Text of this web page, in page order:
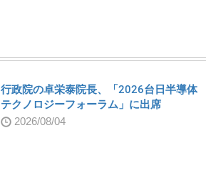
行政院の卓栄泰院長、「2026台日半導体
テクノロジーフォーラム」に出席
2026/08/04